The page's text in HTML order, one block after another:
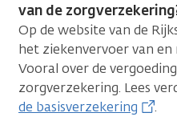
van de
Op de website van de
het ziekenvervoer van
Vooral over de
zorgverzekering. Lees
de basisverzekering
.